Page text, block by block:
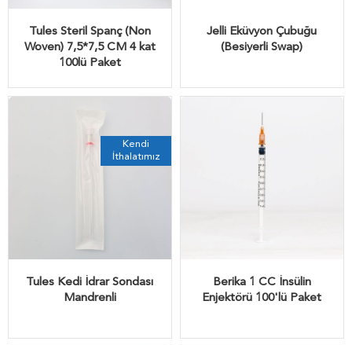
Tules Steril Spanç (Non
Woven) 7,5*7,5 CM 4 kat
100lü Paket
Jelli Eküvyon Çubuğu
(Besiyerli Swap)
Tules Kedi İdrar Sondası
Mandrenli
Kendi
İthalatımız
Berika 1 CC İnsülin
Enjektörü 100'lü Paket